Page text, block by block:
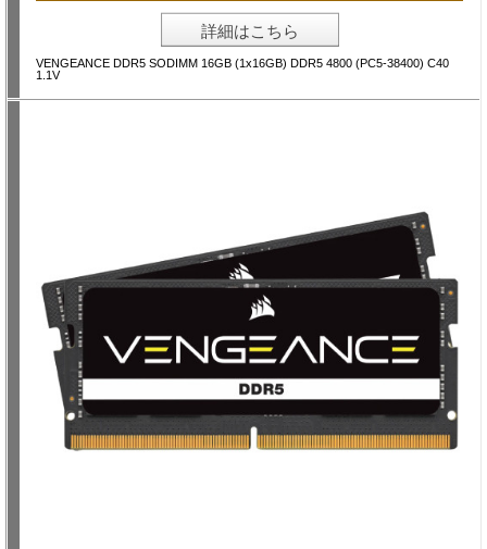
詳細はこちら
VENGEANCE DDR5 SODIMM 16GB (1x16GB) DDR5 4800 (PC5-38400) C40
1.1V